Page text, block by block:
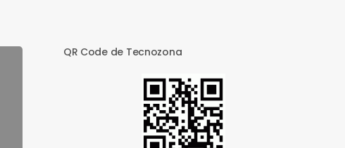
QR Code de Tecnozona